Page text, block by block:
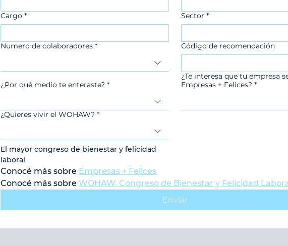
Cargo * Sector *
Numero de colaboradores * Código de recomendación
¿Por qué medio te enteraste? *
¿Te interesa que tu empresa
Empresas + Felices? *
¿Quieres vivir el WOHAW? *
El mayor congreso de bienestar y felicidad
laboral
Conocé más sobre Empresas + Felices
Conocé más sobre WOHAW, Congreso de Bienestar y Felicidad
Enviar